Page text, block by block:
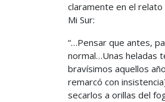
claramente en el relato
Mi Sur:
“…Pensar que antes,
normal…Unas heladas
bravísimos aquellos
remarcó con
secarlos a orillas del